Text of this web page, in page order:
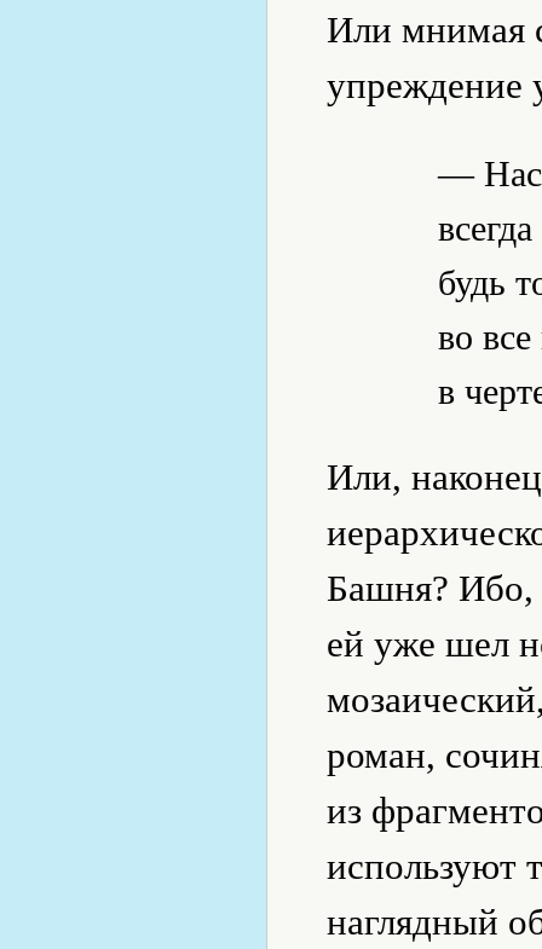
Или мнимая
упреждение
— Нас
будь
во
в
Или,
Башня? Ибо,
ей уже шел
роман,
из
используют
наглядный